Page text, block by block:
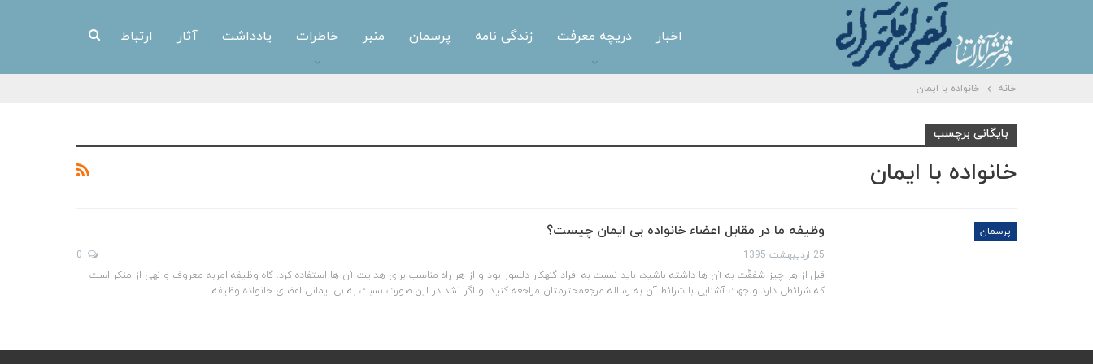
اخبار دریچه معرفت زندگی نامه پرسمان منبر خاطرات یادداشت آثار ارتباط
خانه خانواده با ایمان
بایگانی برچسب
خانواده با ایمان
پرسمان وظیفه ما در مقابل اعضاء خانواده بی ایمان چیست؟
25 اردیبهشت 1395
قبل از هر چیز شفقّت به آن ها داشته باشید، باید نسبت به افراد گنهکار دلسوز بود و از هر راه مناسب برای هدایت آن ها استفاده کرد. گاه وظیفه امربه معروف و نهی از منکر است
که شرائطی دارد و جهت آشنایی با شرائط آن به رساله مرجعمحترمتان مراجعه کنید. و اگر نشد در این صورت نسبت به بی ایمانی اعضای خانواده وظیفه…